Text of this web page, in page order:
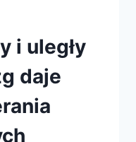
i uległy
daje